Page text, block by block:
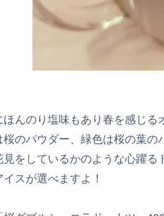
んのり塩味もあり春を感じる
桜のパウダー、緑色は桜の葉の
見をしているかのような心躍る
スが選べますよ！